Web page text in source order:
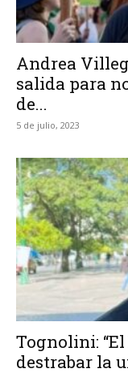
Andrea
salida para
de...
5 de julio, 2023
Tognolini:
destrabar la